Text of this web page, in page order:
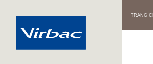
TRANG